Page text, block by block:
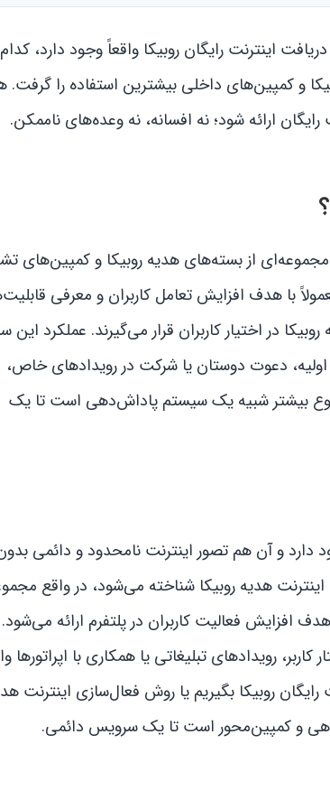
اینترنت رایگان روبیکا واقعاً وجود دارد،
و کمپین‌های داخلی بیشترین استفاده را
ارائه شود؛ نه افسانه، نه وعده‌های ناممکن.
از بسته‌های هدیه روبیکا و کمپین‌های
با هدف افزایش تعامل کاربران و معرفی
در اختیار کاربران قرار می‌گیرند. عملکرد این
دعوت دوستان یا شرکت در رویدادهای خاص،
بیشتر شبیه یک سیستم پاداش‌دهی است تا یک
دارد و آن هم تصور اینترنت نامحدود و دائمی
هدیه روبیکا شناخته می‌شود، در واقع
افزایش فعالیت کاربران در پلتفرم ارائه
رویدادهای تبلیغاتی یا همکاری با اپراتورها
روبیکا بگیریم یا روش فعال‌سازی اینترنت
و کمپین‌محور است تا یک سرویس دائمی.